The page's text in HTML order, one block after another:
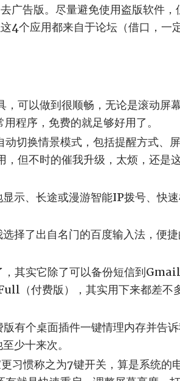
广告版。尽量避免使用盗版软件
4个应用都来自于论坛（借口，一
可以做到很顺畅，无论是滚动屏
程序，免费的就足够好用了。
切换情景模式，包括提醒方式、
但不时的催我升级，太烦，还是
示、长途或漫游智能IP拨号、快
选择了出自名门的百度输入法，便
其实它除了可以备份短信到
（付费版），其实用下来都差不
个桌面插件一键情理内存并告
少十来次。
惯称之为7键开关，算是系统的